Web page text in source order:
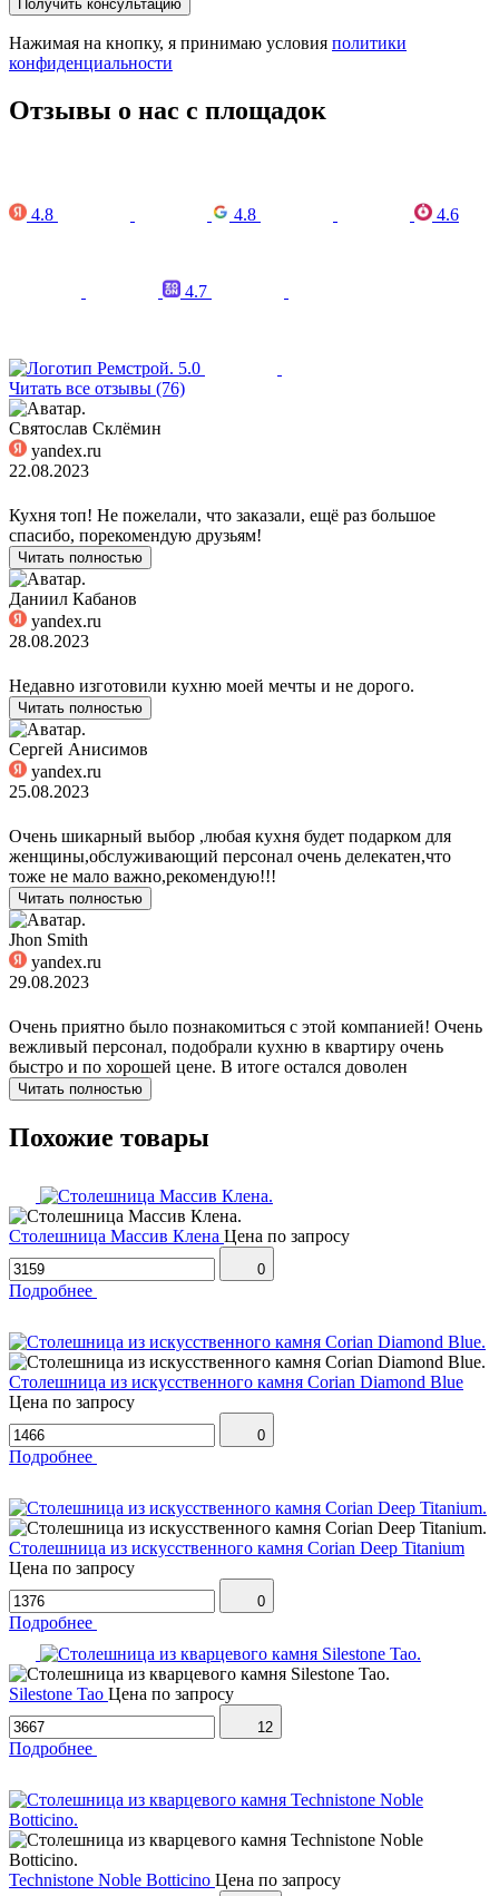
Получить консультацию
Нажимая на кнопку, я принимаю условия политики
конфиденциальности
Отзывы о нас с площадок
4.8 4.8 4.6
4.7
5.0
Читать все отзывы (76)
Святослав Склёмин
yandex.ru
22.08.2023
Кухня топ! Не пожелали, что заказали, ещё раз большое
спасибо, порекомендую друзьям!
Читать полностью
Даниил Кабанов
yandex.ru
28.08.2023
Недавно изготовили кухню моей мечты и не дорого.
Читать полностью
Сергей Анисимов
yandex.ru
25.08.2023
Очень шикарный выбор ,любая кухня будет подарком для
женщины,обслуживающий персонал очень делекатен,что
тоже не мало важно,рекомендую!!!
Читать полностью
Jhon Smith
yandex.ru
29.08.2023
Очень приятно было познакомиться с этой компанией! Очень
вежливый персонал, подобрали кухню в квартиру очень
быстро и по хорошей цене. В итоге остался доволен
Читать полностью
Похожие товары
Столешница Массив Клена Цена по запросу
0
Подробнее
Столешница из искусственного камня Corian Diamond Blue
Цена по запросу
0
Подробнее
Столешница из искусственного камня Corian Deep Titanium
Цена по запросу
0
Подробнее
Silestone Tao Цена по запросу
12
Подробнее
Technistone Noble Botticino Цена по запросу